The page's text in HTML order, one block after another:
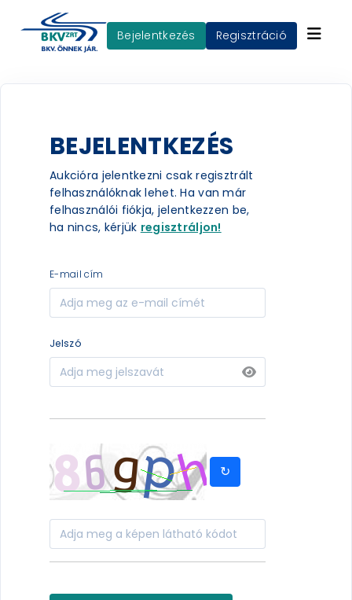
Bejelentkezés Regisztráció
BEJELENTKEZÉS
Aukcióra jelentkezni csak regisztrált
felhasználóknak lehet. Ha van már
felhasználói fiókja, jelentkezzen be,
ha nincs, kérjük regisztráljon!
e-mail cím
jelszó
↻